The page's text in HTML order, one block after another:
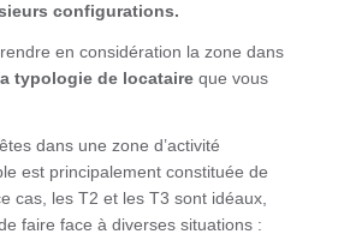
configurations.
en considération la zone dans
a typologie de locataire que vous
dans une zone d’activité
est principalement constituée de
cas, les T2 et les T3 sont idéaux,
faire face à diverses situations :